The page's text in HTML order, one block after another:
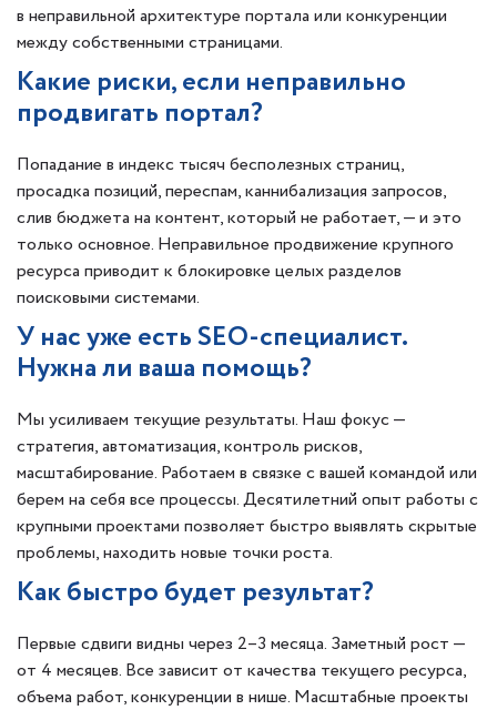
в неправильной архитектуре портала или конкуренции
между собственными страницами.
Какие риски, если неправильно
продвигать портал?
Попадание в индекс тысяч бесполезных страниц,
просадка позиций, переспам, каннибализация запросов,
слив бюджета на контент, который не работает, — и это
только основное. Неправильное продвижение крупного
ресурса приводит к блокировке целых разделов
поисковыми системами.
У нас уже есть SEO-специалист.
Нужна ли ваша помощь?
Мы усиливаем текущие результаты. Наш фокус —
стратегия, автоматизация, контроль рисков,
масштабирование. Работаем в связке с вашей командой или
берем на себя все процессы. Десятилетний опыт работы с
крупными проектами позволяет быстро выявлять скрытые
проблемы, находить новые точки роста.
Как быстро будет результат?
Первые сдвиги видны через 2–3 месяца. Заметный рост —
от 4 месяцев. Все зависит от качества текущего ресурса,
объема работ, конкуренции в нише. Масштабные проекты